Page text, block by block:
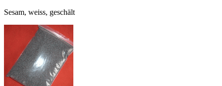
Sesam, weiss, geschält